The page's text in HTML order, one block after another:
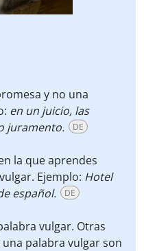
y no una
en un juicio, las
juramento.
DE
la que aprendes
Ejemplo: Hotel
español.
DE
vulgar. Otras
palabra vulgar son